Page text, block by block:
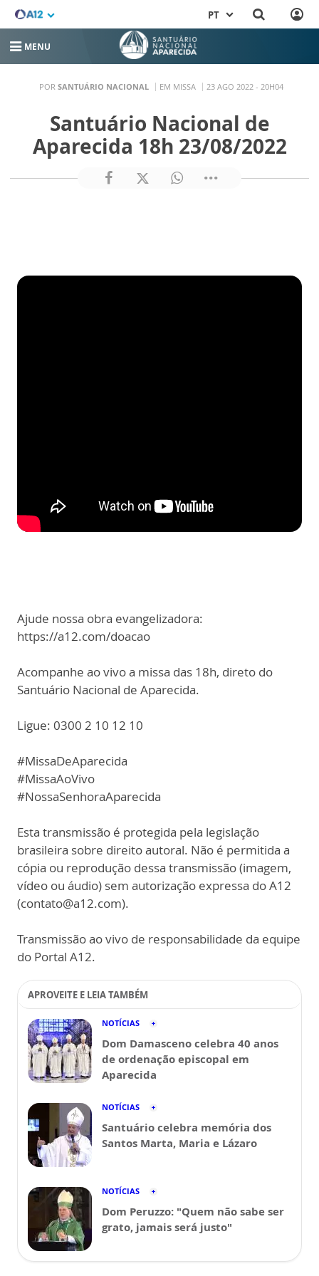
PT
MENU
POR SANTUÁRIO NACIONAL EM MISSA 23 AGO 2022 - 20H04
Santuário Nacional de
Aparecida 18h 23/08/2022
Ajude nossa obra evangelizadora:
https://a12.com/doacao
Acompanhe ao vivo a missa das 18h, direto do
Santuário Nacional de Aparecida.
Ligue: 0300 2 10 12 10
#MissaDeAparecida
#MissaAoVivo
#NossaSenhoraAparecida
Esta transmissão é protegida pela legislação
brasileira sobre direito autoral. Não é permitida a
cópia ou reprodução dessa transmissão (imagem,
vídeo ou áudio) sem autorização expressa do A12
(contato@a12.com).
Transmissão ao vivo de responsabilidade da equipe
do Portal A12.
APROVEITE E LEIA TAMBÉM
NOTÍCIAS
Dom Damasceno celebra 40 anos
de ordenação episcopal em
Aparecida
NOTÍCIAS
Santuário celebra memória dos
Santos Marta, Maria e Lázaro
NOTÍCIAS
Dom Peruzzo: "Quem não sabe ser
grato, jamais será justo"